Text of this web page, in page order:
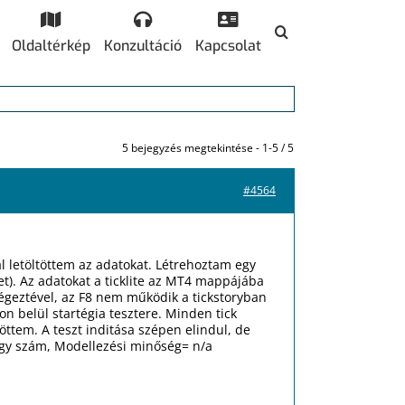
Oldaltérkép Konzultáció Kapcsolat
5 bejegyzés megtekintése - 1-5 / 5
#4564
letöltöttem az adatokat. Létrehoztam egy
Az adatokat a ticklite az MT4 mappájába
az F8 nem működik a tickstoryban
belül startégia tesztere. Minden tick
A teszt inditása szépen elindul, de
szám, Modellezési minőség= n/a